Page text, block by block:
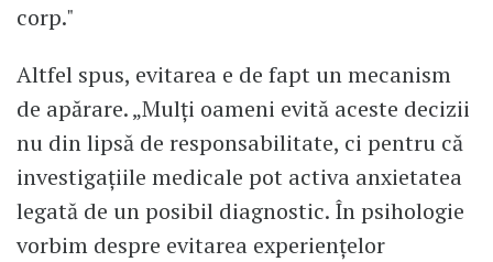
corp."
Altfel spus, evitarea e de fapt un mecanism
de apărare. „Mulți oameni evită aceste decizii
nu din lipsă de responsabilitate, ci pentru că
investigațiile medicale pot activa anxietatea
legată de un posibil diagnostic. În psihologie
vorbim despre evitarea experiențelor